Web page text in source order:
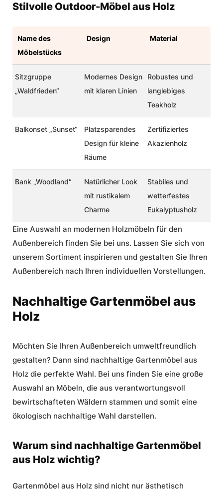
Stilvolle Outdoor-Möbel aus Holz
Name des
Möbelstücks
Design Material
Sitzgruppe
„Waldfrieden“
Modernes Design
mit klaren Linien
Robustes und
langlebiges
Teakholz
Balkonset „Sunset“
Platzsparendes
Design für kleine
Räume
Zertifiziertes
Akazienholz
Bank „Woodland“
Natürlicher Look
mit rustikalem
Charme
Stabiles und
wetterfestes
Eukalyptusholz
Eine Auswahl an modernen Holzmöbeln für den
Außenbereich finden Sie bei uns. Lassen Sie sich von
unserem Sortiment inspirieren und gestalten Sie Ihren
Außenbereich nach Ihren individuellen Vorstellungen.
Nachhaltige Gartenmöbel aus
Holz
Möchten Sie Ihren Außenbereich umweltfreundlich
gestalten? Dann sind nachhaltige Gartenmöbel aus
Holz die perfekte Wahl. Bei uns finden Sie eine große
Auswahl an Möbeln, die aus verantwortungsvoll
bewirtschafteten Wäldern stammen und somit eine
ökologisch nachhaltige Wahl darstellen.
Warum sind nachhaltige Gartenmöbel
aus Holz wichtig?
Gartenmöbel aus Holz sind nicht nur ästhetisch